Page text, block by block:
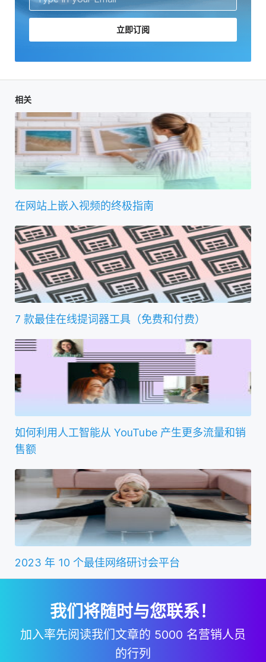
立即订阅
相关
在网站上嵌入视频的终极指南
7 款最佳在线提词器工具（免费和付费）
如何利用人工智能从 YouTube 产生更多流量和销
售额
2023 年 10 个最佳网络研讨会平台
我们将随时与您联系！
加入率先阅读我们文章的 5000 名营销人员
的行列